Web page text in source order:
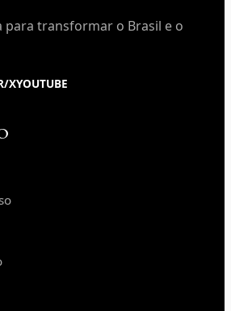
para transformar o Brasil e o
XYOUTUBE